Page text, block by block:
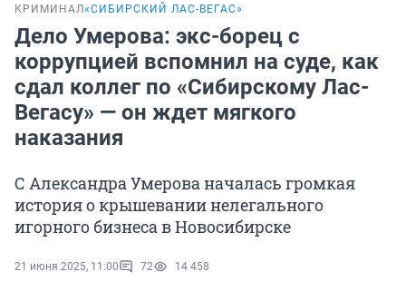
КРИМИНАЛ«СИБИРСКИЙ ЛАС-ВЕГАС»
Дело Умерова: экс-борец с
коррупцией вспомнил на суде, как
сдал коллег по «Сибирскому Лас-
Вегасу» — он ждет мягкого
наказания
С Александра Умерова началась громкая
история о крышевании нелегального
игорного бизнеса в Новосибирске
21 июня 2025, 11:00 72 14 458